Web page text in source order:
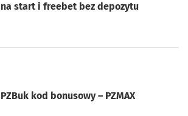
na start i freebet bez depozytu
PZBuk kod bonusowy – PZMAX